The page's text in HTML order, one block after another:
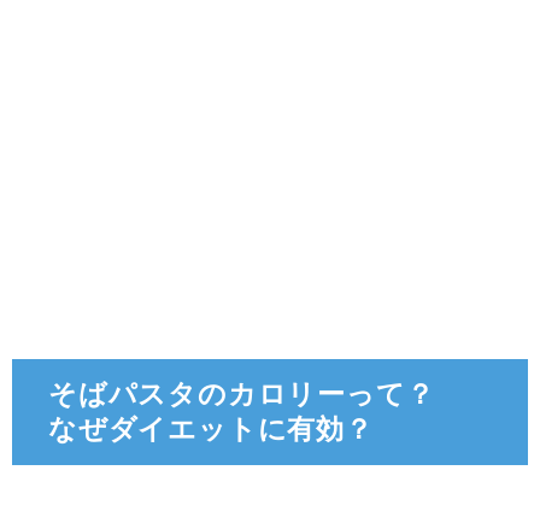
そばパスタのカロリーって？
なぜダイエットに有効？